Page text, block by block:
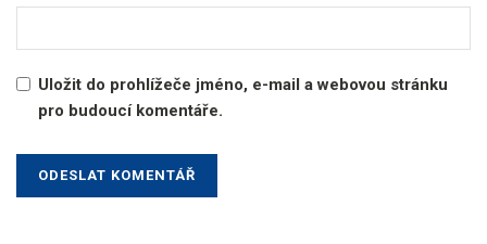
Uložit do prohlížeče jméno, e-mail a webovou stránku
pro budoucí komentáře.